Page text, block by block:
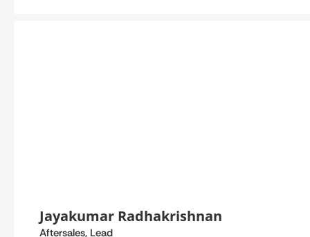
Jayakumar Radhakrishnan
Aftersales, Lead